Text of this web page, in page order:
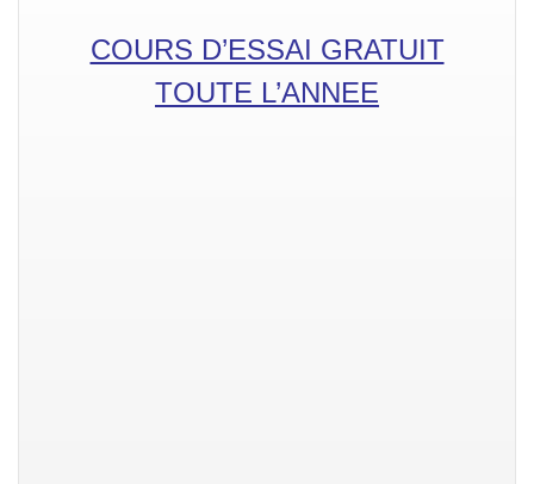
COURS D’ESSAI GRATUIT
TOUTE L’ANNEE